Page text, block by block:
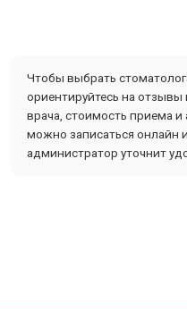
Чтобы выбрать
ориентируйтесь на отзывы
врача, стоимость приема
можно записаться онлайн
администратор уточнит